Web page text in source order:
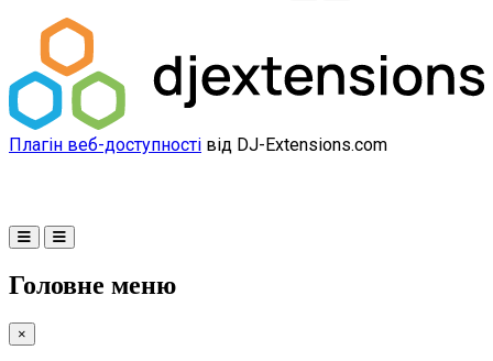
Плагін веб-доступності від DJ-Extensions.com
Головне меню
×